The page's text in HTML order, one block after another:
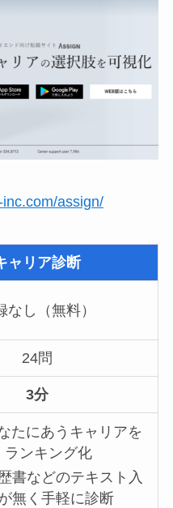
assign/
ャリア診断
なし（無料）
24問
3分
たにあうキャリアを
ランキング化
書などのテキスト入
無く手軽に診断